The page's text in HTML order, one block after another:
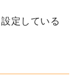
定している